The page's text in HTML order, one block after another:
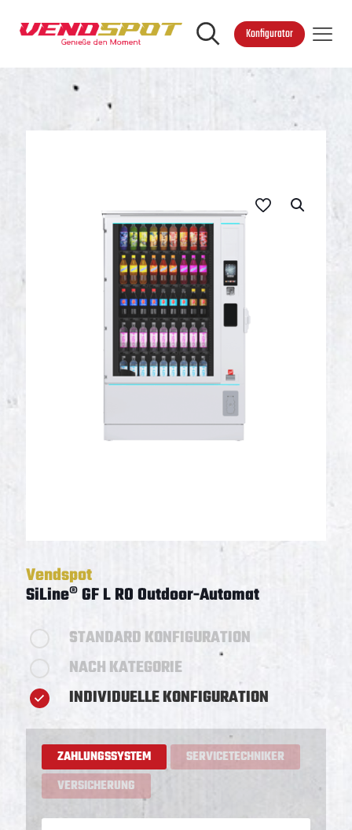
Konfigurator
Vendspot
SiLine® GF L RO Outdoor-Automat
STANDARD KONFIGURATION
NACH KATEGORIE
INDIVIDUELLE KONFIGURATION
ZAHLUNGSSYSTEM
SERVICETECHNIKER
VERSICHERUNG